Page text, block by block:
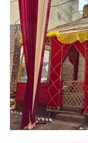
खेल
व्यापार
सामाजिक गतिविधि
अपराध
विशेष